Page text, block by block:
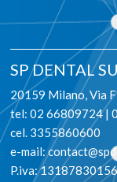
SP DENTAL
20159 Milano, Via
tel: 02 66809724 |
cel. 3355860600
e-mail:
P.iva: